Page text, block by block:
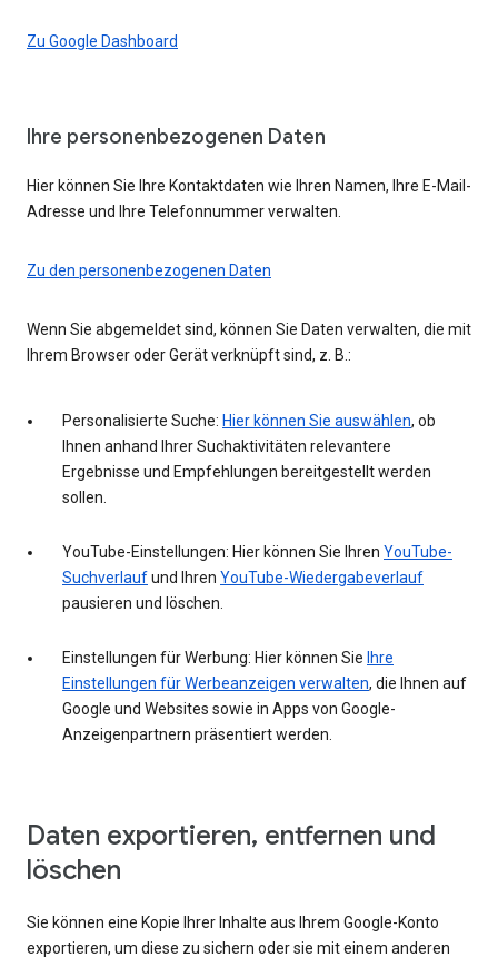
Zu Google Dashboard
Ihre personenbezogenen Daten
Hier können Sie Ihre Kontaktdaten wie Ihren Namen, Ihre E-Mail-
Adresse und Ihre Telefonnummer verwalten.
Zu den personenbezogenen Daten
Wenn Sie abgemeldet sind, können Sie Daten verwalten, die mit
Ihrem Browser oder Gerät verknüpft sind, z. B.:
Personalisierte Suche: Hier können Sie auswählen, ob
Ihnen anhand Ihrer Suchaktivitäten relevantere
Ergebnisse und Empfehlungen bereitgestellt werden
sollen.
YouTube-Einstellungen: Hier können Sie Ihren YouTube-
Suchverlaufund Ihren YouTube-Wiedergabeverlauf
pausieren und löschen.
Einstellungen für Werbung: Hier können Sie Ihre
Einstellungen für Werbeanzeigen verwalten, die Ihnen auf
Google und Websites sowie in Apps von Google-
Anzeigenpartnern präsentiert werden.
Daten exportieren, entfernen und
löschen
Sie können eine Kopie Ihrer Inhalte aus Ihrem Google-Konto
exportieren, um diese zu sichern oder sie mit einem anderen